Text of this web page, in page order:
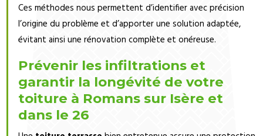
Ces méthodes nous permettent d’identifier avec précision
l’origine du problème et d’apporter une solution adaptée,
évitant ainsi une rénovation complète et onéreuse.
Prévenir les infiltrations et
garantir la longévité de votre
toiture à Romans sur Isère et
dans le 26